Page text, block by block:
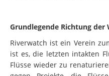
Grundlegende Richtung der
Riverwatch ist ein Verein
ist es, die letzten intakten
Flüsse wieder zu